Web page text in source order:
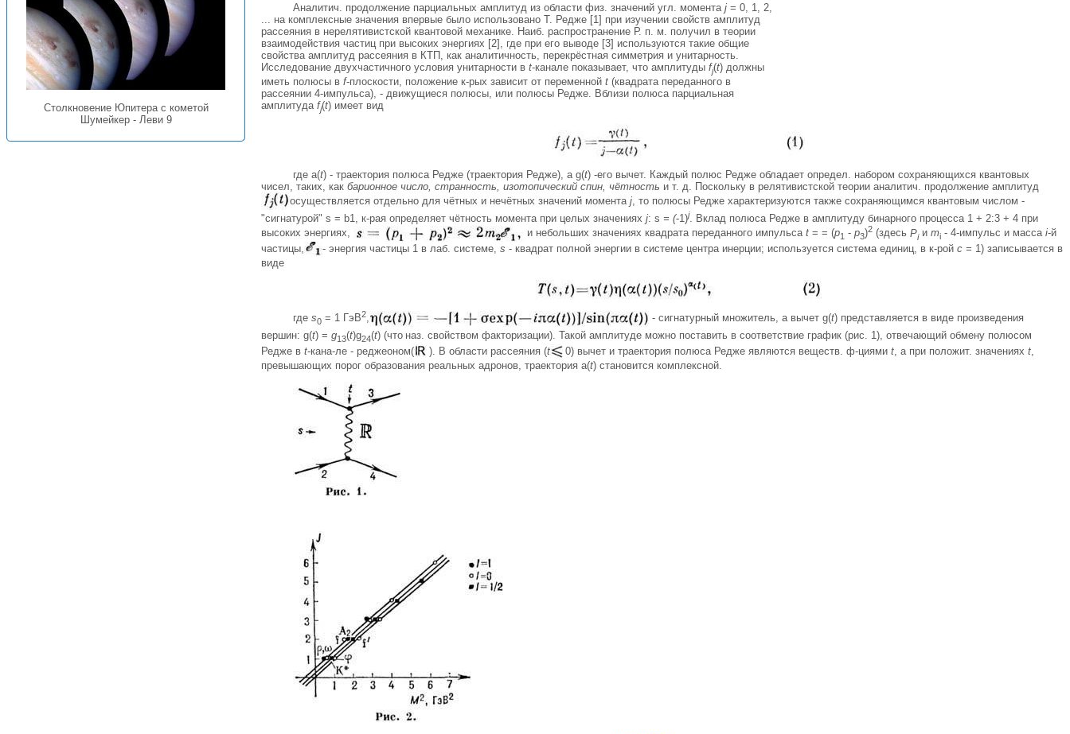
Столкновение Юпитера с кометой
Шумейкер - Леви 9
Аналитич. продолжение парциальных амплитуд из области физ. значений угл. момента j = 0, 1, 2,
... на комплексные значения впервые было использовано Т. Редже [1] при изучении свойств амплитуд
рассеяния в нерелятивистской квантовой механике. Наиб. распространение Р. п. м. получил в теории
взаимодействия частиц при высоких энергиях [2], где при его выводе [3] используются такие общие
свойства амплитуд рассеяния в КТП, как аналитичность, перекрёстная симметрия и унитарность.
Исследование двухчастичного условия унитарности в t-канале показывает, что амплитуды fj(t) должны
иметь полюсы в f-плоскости, положение к-рых зависит от переменной t (квадрата переданного в
рассеянии 4-импульса), - движущиеся полюсы, или полюсы Редже. Вблизи полюса парциальная
амплитуда fj(t) имеет вид
где a(t) - траектория полюса Редже (траектория Редже), а g(t) -его вычет. Каждый полюс Редже обладает определ. набором сохраняющихся квантовых
чисел, таких, как барионное число, странность, изотопический спин, чётность и т. д. Поскольку в релятивистской теории аналитич. продолжение амплитуд
осуществляется отдельно для чётных и нечётных значений момента j , то полюсы Редже характеризуются также сохраняющимся квантовым числом -
"сигнатурой" s = b1, к-рая определяет чётность момента при целых значениях j: s = (-1)j. Вклад полюса Редже в амплитуду бинарного процесса 1 + 2:3 + 4 при
высоких энергиях,
и небольших значениях квадрата переданного импульса t = = (p1 - p3)2 (здесь Piи mi - 4-импульс и масса i-й
частицы,
- энергия частицы 1 в лаб. системе, s - квадрат полной энергии в системе центра инерции; используется система единиц, в к-рой с = 1) записывается в
виде
где s0 = 1 ГэВ2, - сигнатурный множитель, а вычет g(t) представляется в виде произведения
вершин: g(t) = g13(t)g24(t) (что наз. свойством факторизации). Такой амплитуде можно поставить в соответствие график (рис. 1), отвечающий обмену полюсом
Редже в t-кана-ле - реджеоном( ). В области рассеяния (t 0) вычет и траектория полюса Редже являются веществ. ф-циями t , а при положит. значениях t
превышающих порог образования реальных адронов, траектория a(t) становится комплексной.